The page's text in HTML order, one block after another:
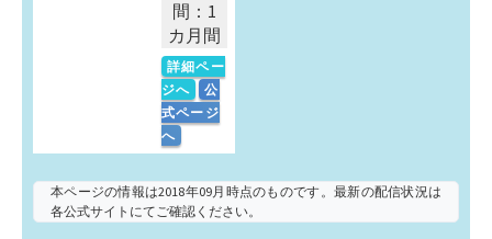
間：1
カ月間
詳細ペー
ジへ
公
式ページ
へ
本ページの情報は2018年09月時点のものです。最新の配信状況は
各公式サイトにてご確認ください。